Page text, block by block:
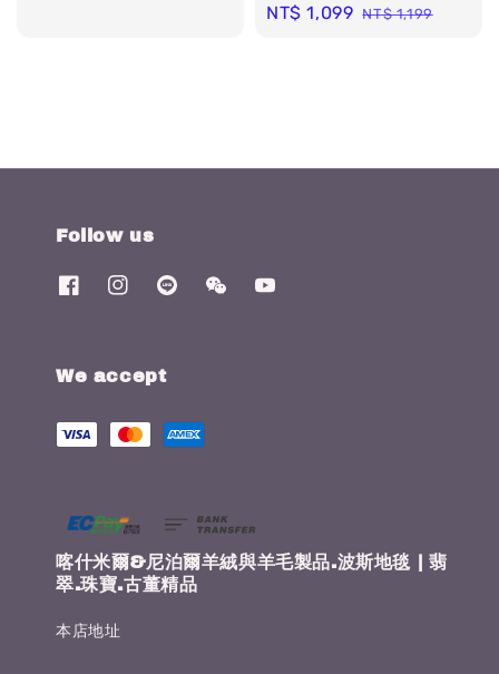
Sale
NT$ 1,099 Regular
NT$ 1,199
Follow us
We accept
喀什米爾&尼泊爾羊絨與羊毛製品.波斯地毯 | 翡
翠.珠寶.古董精品
本店地址